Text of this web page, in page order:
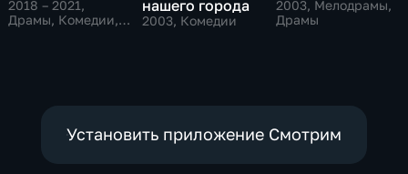
2018 – 2021,
Драмы, Комедии,
нашего города
2003, Комедии
2003, Мелодрамы,
Драмы
Установить приложение Смотрим